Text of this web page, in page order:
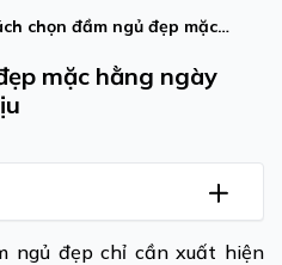
chọn đầm ngủ đẹp mặc
mặc hằng ngày
ngủ đẹp chỉ cần xuất hiện